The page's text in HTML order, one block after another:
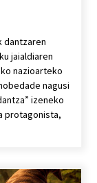
dantzaren
jaialdiaren
nazioarteko
nagusi
izeneko
protagonista,